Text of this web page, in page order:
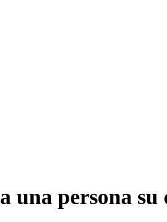
una persona